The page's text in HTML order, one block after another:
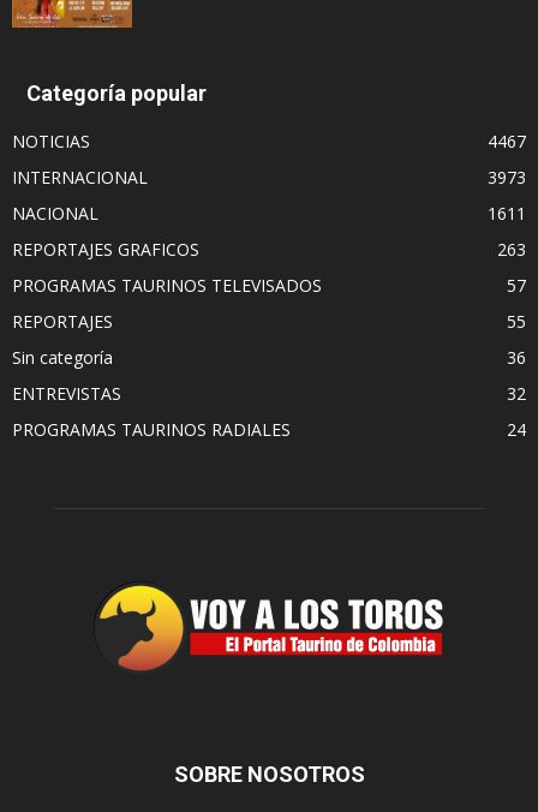
Categoría popular
NOTICIAS
4467
INTERNACIONAL
3973
NACIONAL
1611
REPORTAJES GRAFICOS
263
PROGRAMAS TAURINOS TELEVISADOS
57
REPORTAJES
55
Sin categoría
36
ENTREVISTAS
32
PROGRAMAS TAURINOS RADIALES
24
SOBRE NOSOTROS